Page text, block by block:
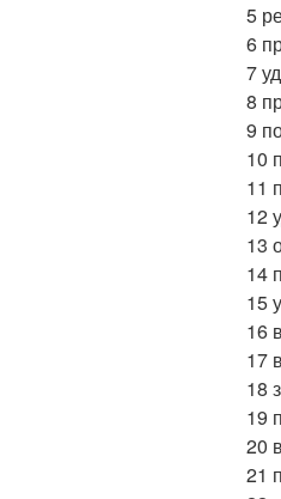
5
6
7
8
9
10
11
12
13
14
15
16
17
18
19
20
21